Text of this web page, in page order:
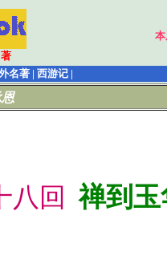
著
名著 | 西游记 |
恩
八回 禅到